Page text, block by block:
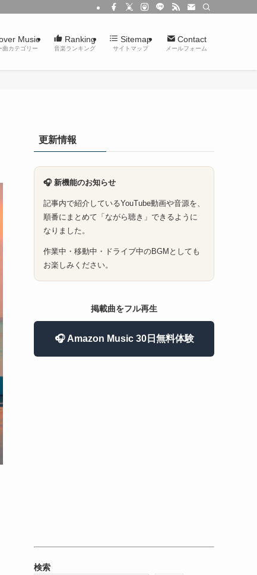
Music
曲カテゴリー
Ranking
音楽ランキング
Sitemap
サイトマップ
Contact
メールフォーム
更新情報
🎧 新機能のお知らせ
記事内で紹介しているYouTube動画や音源を、
順番にまとめて「ながら聴き」できるように
なりました。
作業中・移動中・ドライブ中のBGMとしても
お楽しみください。
掲載曲をフル再生
🎧 Amazon Music 30日無料体験
検索